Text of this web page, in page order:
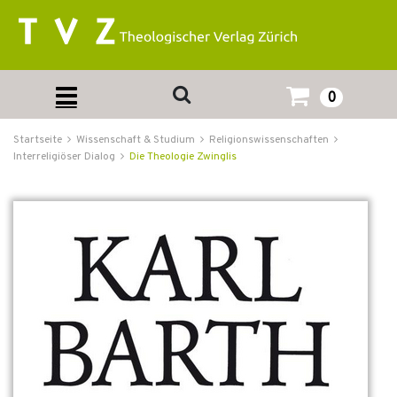
0
Startseite Wissenschaft & Studium
Religionswissenschaften
Interreligiöser Dialog
Die Theologie Zwinglis